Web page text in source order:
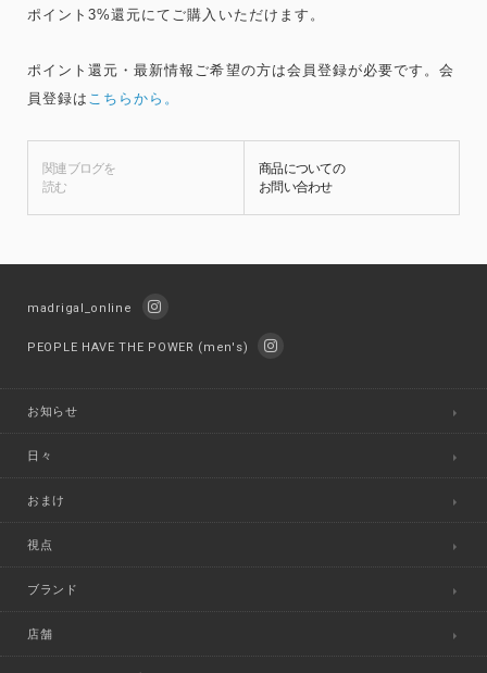
ポイント3%還元にてご購入いただけます。
ポイント還元・最新情報ご希望の方は会員登録が必要です。会
員登録は こちらから。
関連ブログを
読む
商品についての
お問い合わせ
madrigal_online
PEOPLE HAVE THE POWER (men's)
お知らせ
日々
おまけ
視点
ブランド
店舗